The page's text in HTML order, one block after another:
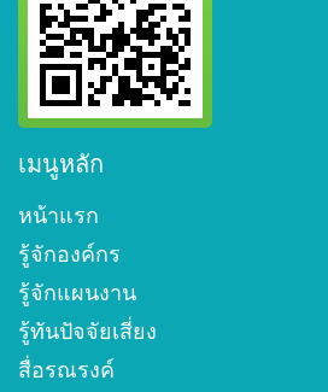
เมนูหลัก
หน้าแรก
รู้จักองค์กร
รู้จักแผนงาน
รู้ทันปัจจัยเสี่ยง
สื่อรณรงค์